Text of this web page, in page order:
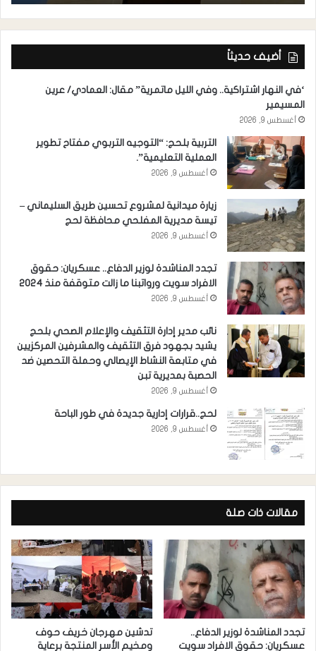
أضيف حديثاً
‘في النهار اشتراكية.. وفي الليل ماتمرية” مقال: العمادي/ عرين
المسيمير
أغسطس 9, 2026
التربية بلحج: “التوجيه التربوي مفتاح تطوير
العملية التعليمية”.
أغسطس 9, 2026
زيارة ميدانية لمشروع تحسين طريق السليماني –
تيسة مديرية المفلحي محافظة لحج
أغسطس 9, 2026
تجدد المناشدة لوزير الدفاع.. عسكريان: حقوق
الافراد سويت ورواتبنا ما زالت متوقفة منذ 2024
أغسطس 9, 2026
نائب مدير إدارة التثقيف والإعلام الصحي بلحج
يشيد بجهود فرق التثقيف والمشرفين المركزيين
في متابعة النشاط الإيصالي وحملة التحصين ضد
الحصبة بمديرية تبن
أغسطس 9, 2026
لحج..قرارات إدارية جديدة في طور الباحة
أغسطس 9, 2026
مقالات ذات صلة
تجدد المناشدة لوزير الدفاع..
عسكريان: حقوق الافراد سويت
تدشين مهرجان خريف حوف
ومخيم الأسر المنتجة برعاية